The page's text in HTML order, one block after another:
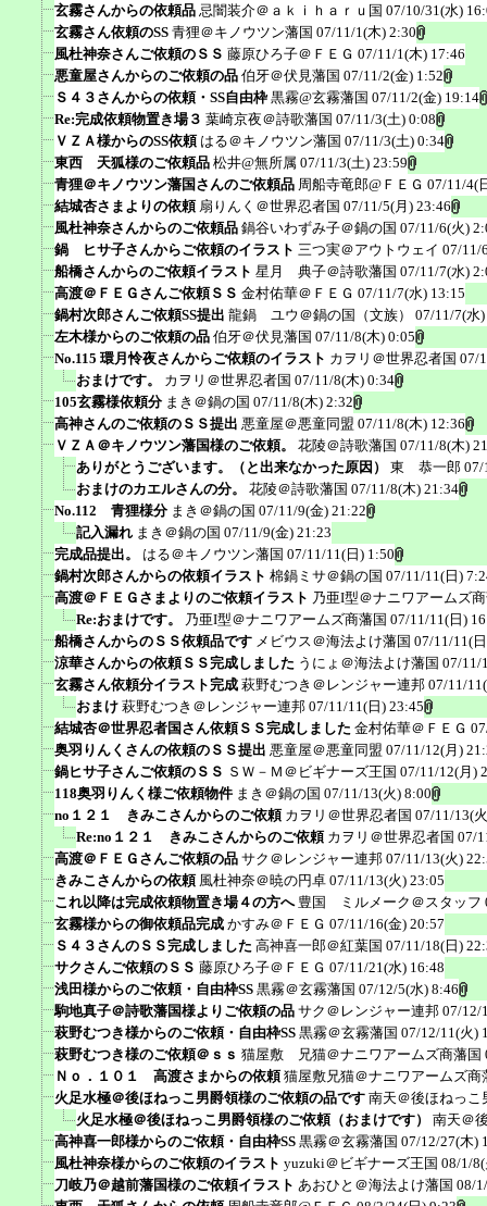
玄霧さんからの依頼品 忌闇装介＠ａｋｉｈａｒｕ国 07/10/31(水)
玄霧さん依頼のSS 青狸＠キノウツン藩国 07/11/1(木) 2:30
風杜神奈さんご依頼のＳＳ 藤原ひろ子＠ＦＥＧ 07/11/1(木) 17:46
悪童屋さんからのご依頼の品 伯牙＠伏見藩国 07/11/2(金) 1:52
Ｓ４３さんからの依頼・SS自由枠 黒霧@玄霧藩国 07/11/2(金) 19:14
Re:完成依頼物置き場３ 葉崎京夜＠詩歌藩国 07/11/3(土) 0:08
ＶＺＡ様からのSS依頼 はる＠キノウツン藩国 07/11/3(土) 0:34
東西 天狐様のご依頼品 松井@無所属 07/11/3(土) 23:59
青狸＠キノウツン藩国さんのご依頼品 周船寺竜郎@ＦＥＧ 07/11/4(
結城杏さまよりの依頼 扇りんく＠世界忍者国 07/11/5(月) 23:46
風杜神奈さんからのご依頼品 鍋谷いわずみ子＠鍋の国 07/11/6(火)
鍋 ヒサ子さんからご依頼のイラスト 三つ実＠アウトウェイ 07/11/
船橋さんからのご依頼イラスト 星月 典子＠詩歌藩国 07/11/7(水)
高渡＠ＦＥＧさんご依頼ＳＳ 金村佑華＠ＦＥＧ 07/11/7(水) 13:15
鍋村次郎さんご依頼SS提出 龍鍋 ユウ＠鍋の国（文族）
07/11/7(水
左木様からのご依頼の品 伯牙＠伏見藩国 07/11/8(木) 0:05
No.115 環月怜夜さんからご依頼のイラスト カヲリ＠世界忍者国 07/
おまけです。
カヲリ＠世界忍者国 07/11/8(木) 0:34
105玄霧様依頼分 まき＠鍋の国 07/11/8(木) 2:32
高神さんのご依頼のＳＳ提出 悪童屋＠悪童同盟 07/11/8(木) 12:36
ＶＺＡ＠キノウツン藩国様のご依頼。
花陵＠詩歌藩国 07/11/8(木)
ありがとうございます。（と出来なかった原因）
東 恭一郎 07/
おまけのカエルさんの分。
花陵＠詩歌藩国 07/11/8(木) 21:34
No.112 青狸様分 まき＠鍋の国 07/11/9(金) 21:22
記入漏れ まき＠鍋の国 07/11/9(金) 21:23
完成品提出。
はる＠キノウツン藩国 07/11/11(日) 1:50
鍋村次郎さんからの依頼イラスト 棉鍋ミサ＠鍋の国 07/11/11(日)
高渡＠ＦＥＧさまよりのご依頼イラスト 乃亜I型＠ナニワアームズ
Re:おまけです。
乃亜I型＠ナニワアームズ商藩国 07/11/11(日)
船橋さんからのＳＳ依頼品です メビウス＠海法よけ藩国 07/11/11(
涼華さんからの依頼ＳＳ完成しました うにょ＠海法よけ藩国 07/11/
玄霧さん依頼分イラスト完成 萩野むつき＠レンジャー連邦 07/11/
おまけ 萩野むつき＠レンジャー連邦 07/11/11(日) 23:45
結城杏＠世界忍者国さん依頼ＳＳ完成しました 金村佑華＠ＦＥＧ
奥羽りんくさんの依頼のＳＳ提出 悪童屋＠悪童同盟 07/11/12(月)
鍋ヒサ子さんご依頼のＳＳ ＳＷ－Ｍ＠ビギナーズ王国 07/11/12(月)
118奥羽りんく様ご依頼物件 まき＠鍋の国 07/11/13(火) 8:00
no１２１ きみこさんからのご依頼 カヲリ＠世界忍者国 07/11/13(
Re:no１２１ きみこさんからのご依頼 カヲリ＠世界忍者国 07/
高渡＠ＦＥＧさんご依頼の品 サク＠レンジャー連邦 07/11/13(火)
きみこさんからの依頼 風杜神奈＠暁の円卓 07/11/13(火) 23:05
これ以降は完成依頼物置き場４の方へ 豊国 ミルメーク＠スタッフ
玄霧様からの御依頼品完成 かすみ＠ＦＥＧ 07/11/16(金) 20:57
Ｓ４３さんのＳＳ完成しました 高神喜一郎＠紅葉国 07/11/18(日)
サクさんご依頼のＳＳ 藤原ひろ子＠ＦＥＧ 07/11/21(水) 16:48
浅田様からのご依頼・自由枠SS 黒霧＠玄霧藩国 07/12/5(水) 8:46
駒地真子＠詩歌藩国様よりご依頼の品 サク＠レンジャー連邦 07/12/
萩野むつき様からのご依頼・自由枠SS 黒霧＠玄霧藩国 07/12/11(火)
萩野むつき様のご依頼＠ｓｓ 猫屋敷 兄猫＠ナニワアームズ商藩国
Ｎｏ．１０１ 高渡さまからの依頼 猫屋敷兄猫＠ナニワアームズ商
火足水極＠後ほねっこ男爵領様のご依頼の品です 南天＠後ほねっこ
火足水極＠後ほねっこ男爵領様のご依頼（おまけです）
南天＠
高神喜一郎様からのご依頼・自由枠SS 黒霧＠玄霧藩国 07/12/27(木)
風杜神奈様からのご依頼のイラスト yuzuki＠ビギナーズ王国 08/1/
刀岐乃＠越前藩国様のご依頼イラスト あおひと＠海法よけ藩国 08/